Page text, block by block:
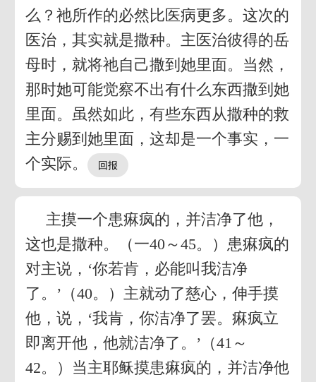
么？祂所作的必然比医病更多。这次的
医治，其实就是撒种。主医治彼得的岳
母时，就将祂自己撒到她里面。当然，
那时她可能觉察不出有什么东西撒到她
里面。虽然如此，有些东西从撒种的救
主分赐到她里面，这却是一个事实，一
个实际。
主摸一个患痳疯的，并洁净了他，
这也是撒种。（一40～45。）患痳疯的
对主说，‘你若肯，必能叫我洁净
了。’（40。）主就动了慈心，伸手摸
他，说，‘我肯，你洁净了罢。痳疯立
即离开他，他就洁净了。’（41～
42。）当主耶稣摸患痳疯的，并洁净他